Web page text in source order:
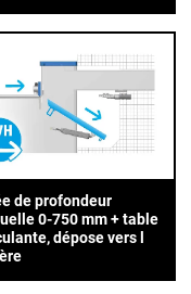
de profondeur
0-750 mm + table
dépose vers l